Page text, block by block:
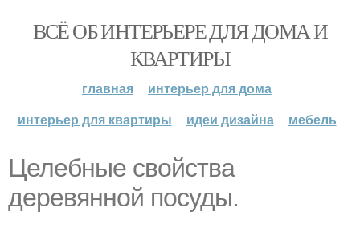
ВСЁ ОБ ИНТЕРЬЕРЕ ДЛЯ ДОМА И
КВАРТИРЫ
главная
интерьер для дома
интерьер для квартиры
идеи дизайна мебель
Целебные свойства
деревянной посуды.